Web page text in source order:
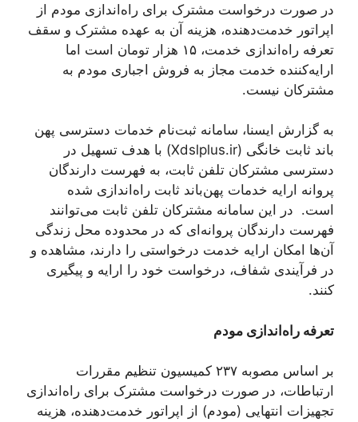
در صورت درخواست مشترک برای ‌راه‌اندازی مودم از
اپراتور خدمت‌دهنده، هزینه آن به عهده مشترک و سقف
تعرفه ‌راه‌اندازی خدمت، ۱۵ هزار تومان است اما
ارایه‌کننده خدمت مجاز به فروش اجباری مودم به
مشترکان نیست.
به گزارش ایسنا، سامانه ثبت‌نام خدمات دسترسی پهن
باند ثابت خانگی (Xdslplus.ir) با هدف تسهیل در
دسترسی مشترکان تلفن ثابت، به فهرست دارندگان
پروانه ارایه خدمات پهن‌باند ثابت ‌راه‌اندازی شده
است. در این سامانه مشترکان تلفن ثابت می‌توانند
فهرست دارندگان پروانه‌ای که در محدوده محل زندگی
آن‌ها امکان ارایه خدمت درخواستی را دارند، مشاهده و
در فرآیندی شفاف، درخواست خود را ارایه و پیگیری
کنند.
تعرفه ‌راه‌اندازی مودم
بر اساس مصوبه ۲۳۷ کمیسیون تنظیم مقررات
ارتباطات، در صورت درخواست مشترک برای ‌راه‌اندازی
تجهیزات انتهایی (مودم) از اپراتور خدمت‌دهنده، هزینه